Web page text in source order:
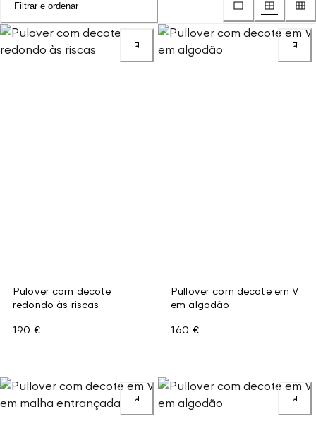
Filtrar e ordenar
Pulover com decote
redondo às riscas
190 €
Pullover com decote em V
em algodão
160 €